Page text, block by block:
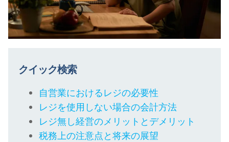
クイック検索
自営業におけるレジの必要性
レジを使用しない場合の会計方法
レジ無し経営のメリットとデメリット
税務上の注意点と将来の展望